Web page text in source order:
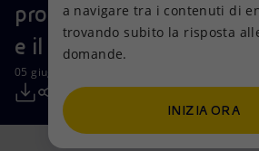
Mission e valori
Persone e Partnership
Net Zero
Diversificazione energetica
Tecnologie per la transizione
Collaborazioni per l'innovazione
Casa
Imprese
Mobilità
proprie nel periodo
e il 31 maggio 2024
05 giugno 2024 - 13:03 CEST
a navigare tra i contenuti di
trovando subito la risposta
domande.
INIZIA ORA